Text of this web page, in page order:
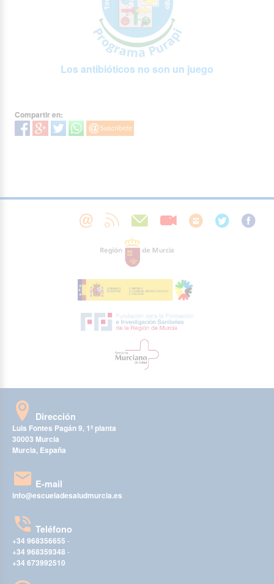
Los antibióticos no son un juego
Compartir en:
Dirección
Luis Fontes Pagán 9, 1ª planta
30003 Murcia
Murcia, España
E-mail
info@escueladesaludmurcia.es
Teléfono
+34 968356655 -
+34 968359348 -
+34 673992510